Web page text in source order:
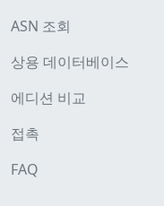
ASN 조회
상용 데이터베이스
에디션 비교
접촉
FAQ